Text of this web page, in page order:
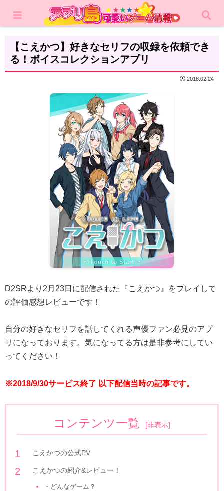
レビュー コミュニケーション
【こえかつ】好きなセリフの収録を依頼でき
る！ボイスコレクションアプリ
2018.02.24
D2SRより2月23日に配信された『こえかつ』をプレイして
の評価感想レビューです！
自分の好きなセリフを話してくれる声優ファン必見のアプ
リになっております。気になってる方は是非参考にしてい
ってください！
※2018/9/30サービス終了 以下配信当時の記事です。
コンテンツ一覧 [非表示]
こえかつの公式PV
こえかつの紹介&レビュー！
・どんなゲーム？